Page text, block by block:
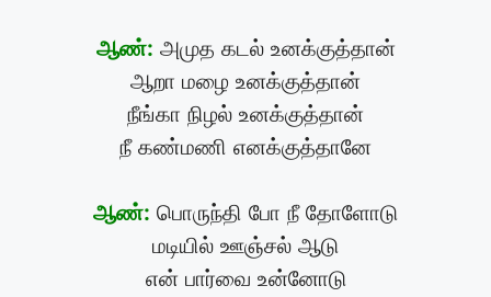
ஆண்: அமுத கடல் உனக்குத்தான்
ஆறா மழை உனக்குத்தான்
நீங்கா நிழல் உனக்குத்தான்
நீ கண்மணி எனக்குத்தானே
ஆண்: பொருந்தி போ நீ தோளோடு
மடியில் ஊஞ்சல் ஆடு
என் பார்வை உன்னோடு